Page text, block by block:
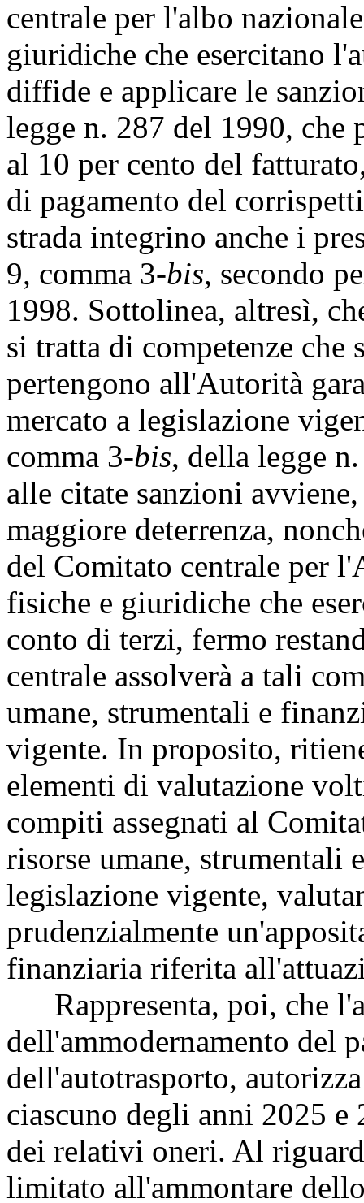
centrale per l'albo
giuridiche che esercitano
diffide e applicare le
legge n. 287 del 1990, che
al 10 per cento del
di pagamento del
strada integrino anche i
9, comma 3-bis, secondo
1998. Sottolinea, altresì,
si tratta di competenze che
pertengono all'Autorità
mercato a legislazione
comma 3-bis, della legge
alle citate sanzioni
maggiore deterrenza,
del Comitato centrale per
fisiche e giuridiche che
conto di terzi, fermo
centrale assolverà a tali
umane, strumentali e
vigente. In proposito,
elementi di valutazione
compiti assegnati al
risorse umane,
legislazione vigente,
prudenzialmente
finanziaria riferita
Rappresenta, poi, che
dell'ammodernamento del
dell'autotrasporto,
ciascuno degli anni 2025
dei relativi oneri. Al
limitato all'ammontare